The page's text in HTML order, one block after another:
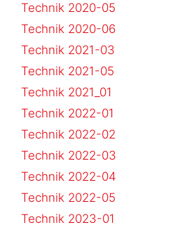
Technik 2020-05
Technik 2020-06
Technik 2021-03
Technik 2021-05
Technik 2021_01
Technik 2022-01
Technik 2022-02
Technik 2022-03
Technik 2022-04
Technik 2022-05
Technik 2023-01